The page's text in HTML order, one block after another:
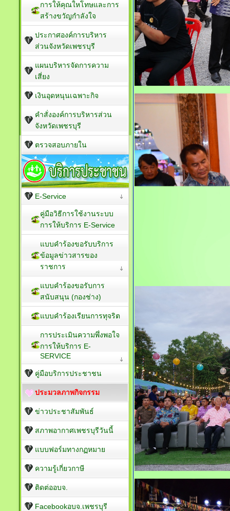
การให้คุณใหโทษและการ
สร้างขวัญกำลังใจ
ประกาศองค์การบริหาร
ส่วนจังหวัดเพชรบุรี
แผนบริหารจัดการความ
เสี่ยง
เงินอุดหนุนเฉพาะกิจ
คำสั่งองค์การบริหารส่วน
จังหวัดเพชรบุรี
ตรวจสอบภายใน
E-Service
คู่มือวิธีการใช้งานระบบ
การให้บริการ E-Service
แบบคำร้องขอรับบริการ
ข้อมูลข่าวสารของ
ราชการ
แบบคำร้องขอรับการ
สนับสนุน (กองช่าง)
แบบคำร้องเรียนการทุจริต
การประเมินความพึ่งพอใจ
การให้บริการ E-
SERVICE
คู่มือบริการประชาชน
ประมวลภาพกิจกรรม
ข่าวประชาสัมพันธ์
สภาพอากาศเพชรบุรีวันนี้
แบบฟอร์มทางกฏหมาย
ความรู้เกี่ยวกาษี
ติดต่ออบจ.
Facebookอบจ.เพชรบุรี